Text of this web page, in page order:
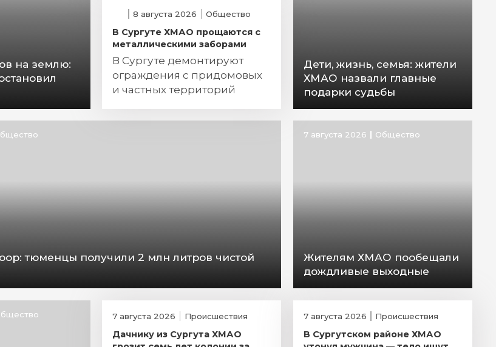
на землю:
8 августа 2026 Общество
В Сургуте ХМАО прощаются с
металлическими заборами
В Сургуте демонтируют
ограждения с придомовых
и частных территорий
Дети, жизнь, семья: жители
ХМАО назвали главные
подарки судьбы
тюменцы получили 2 млн литров чистой
7 августа 2026 Общество
Жителям ХМАО пообещали
дождливые выходные
7 августа 2026 Происшествия
Дачнику из Сургута ХМАО
7 августа 2026 Происшествия
В Сургутском районе ХМАО